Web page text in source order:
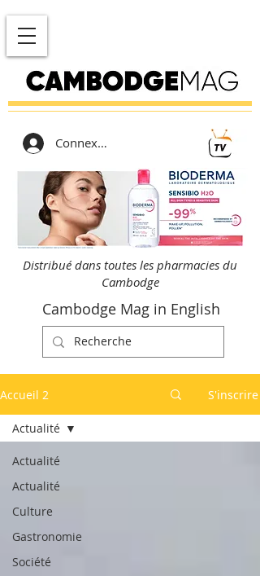
Connexion
Distribué dans toutes les pharmacies du
Cambodge
Cambodge Mag in English
Accueil 2 S'inscrire
Actualité
Actualité
Culture
Gastronomie
Société
Actualité